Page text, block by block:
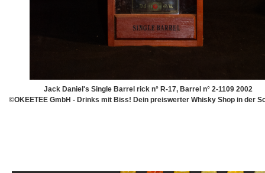
Jack Daniel's Single Barrel rick n° R-17, Barrel n° 2-1109 2002
©OKEETEE GmbH - Drinks mit Biss! Dein preiswerter Whisky Shop in der